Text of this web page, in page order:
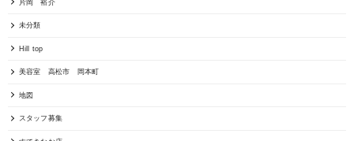
片岡 裕介
未分類
Hill top
美容室 高松市 岡本町
地図
スタッフ募集